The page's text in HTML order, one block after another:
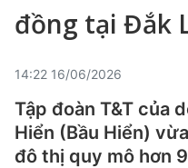
đồng tại Đắk
14:22 16/06/2026
Tập đoàn T&T của
Hiển (Bầu Hiển)
đô thị quy mô hơn